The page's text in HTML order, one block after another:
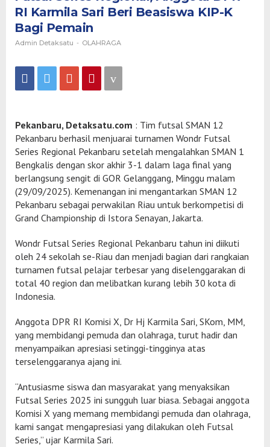
Regional,
RI
Sari
Pemain
RI Karmila Sari Beri Beasiswa KIP-K
Bagi Pemain
Admin Detaksatu - OLAHRAGA
Pekanbaru, Detaksatu.com : Tim futsal SMAN 12
Pekanbaru berhasil menjuarai turnamen Wondr Futsal
Series Regional Pekanbaru setelah mengalahkan SMAN 1
Bengkalis dengan skor akhir 3-1 dalam laga final yang
berlangsung sengit di GOR Gelanggang, Minggu malam
(29/09/2025). Kemenangan ini mengantarkan SMAN 12
Pekanbaru sebagai perwakilan Riau untuk berkompetisi di
Grand Championship di Istora Senayan, Jakarta.
Wondr Futsal Series Regional Pekanbaru tahun ini diikuti
oleh 24 sekolah se-Riau dan menjadi bagian dari rangkaian
turnamen futsal pelajar terbesar yang diselenggarakan di
total 40 region dan melibatkan kurang lebih 30 kota di
Indonesia.
Anggota DPR RI Komisi X, Dr Hj Karmila Sari, SKom, MM,
yang membidangi pemuda dan olahraga, turut hadir dan
menyampaikan apresiasi setinggi-tingginya atas
terselenggaranya ajang ini.
“Antusiasme siswa dan masyarakat yang menyaksikan
Futsal Series 2025 ini sungguh luar biasa. Sebagai anggota
Komisi X yang memang membidangi pemuda dan olahraga,
kami sangat mengapresiasi yang dilakukan oleh Futsal
Series,” ujar Karmila Sari.